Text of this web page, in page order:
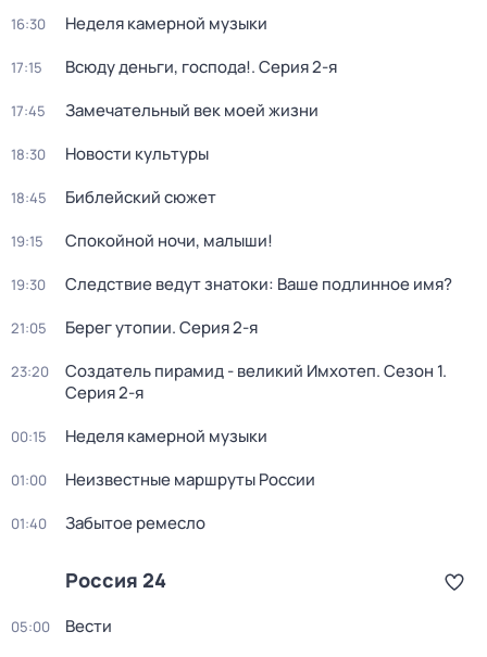
16:30 Неделя камерной музыки
17:15 Всюду деньги, господа!. Серия 2-я
17:45 Замечательный век моей жизни
18:30 Новости культуры
18:45 Библейский сюжет
19:15 Спокойной ночи, малыши!
19:30 Следствие ведут знатоки: Ваше подлинное имя?
21:05 Берег утопии. Серия 2-я
23:20 Создатель пирамид - великий Имхотеп. Сезон 1.
Серия 2-я
00:15 Неделя камерной музыки
01:00 Неизвестные маршруты России
01:40 Забытое ремесло
Россия 24
05:00 Вести